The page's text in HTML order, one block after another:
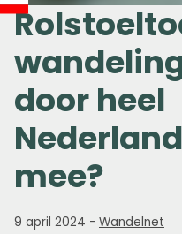
door heel
mee?
9 april 2024 - Wandelnet